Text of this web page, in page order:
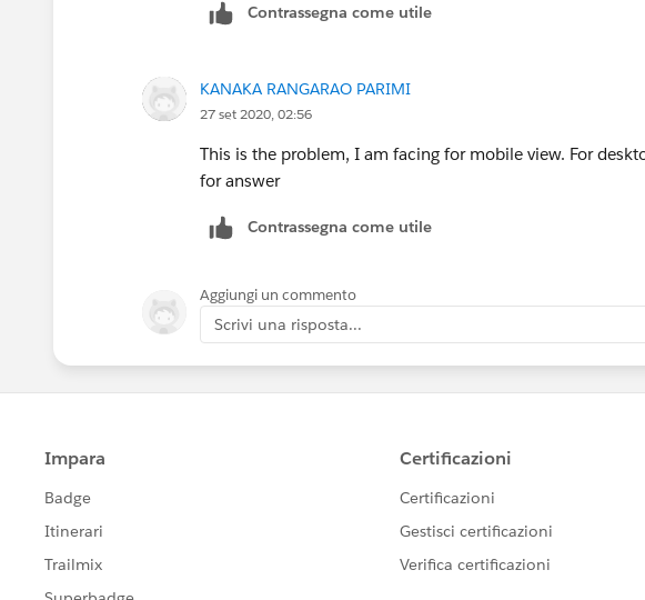
Contrassegna come utile
KANAKA RANGARAO PARIMI
27 set 2020, 02:56
This is the problem, I am facing for mobile view. For
for answer
Contrassegna come utile
Aggiungi un commento
Scrivi una risposta...